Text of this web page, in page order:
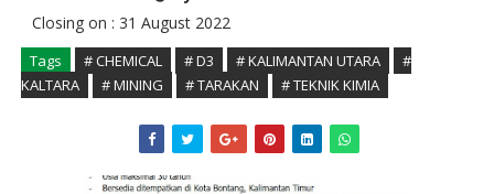
Closing on : 31 August 2022
Tags # CHEMICAL # D3 # KALIMANTAN UTARA
#
KALTARA
# MINING # TARAKAN # TEKNIK KIMIA